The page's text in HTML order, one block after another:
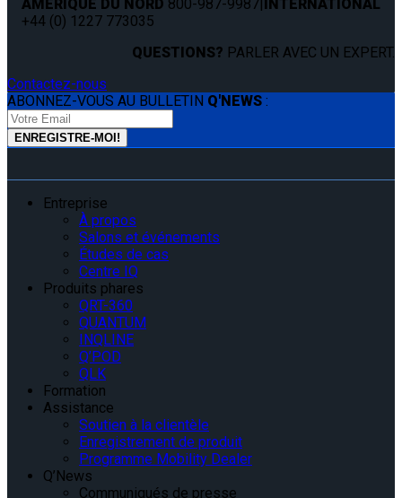
AMÉRIQUE DU NORD 800-987-9987|INTERNATIONAL
+44 (0) 1227 773035
QUESTIONS? PARLER AVEC UN EXPERT.
Contactez-nous
ABONNEZ-VOUS AU BULLETIN Q'NEWS :
Entreprise
À propos
Salons et événements
Études de cas
Centre IQ
Produits phares
QRT-360
QUANTUM
INQLINE
Q’POD
QLK
Formation
Assistance
Soutien à la clientèle
Enregistrement de produit
Programme Mobility Dealer
Q’News
Communiqués de presse